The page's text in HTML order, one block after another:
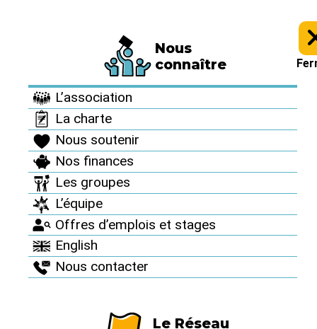
Nous
connaître
L’association
La charte
Nous soutenir
Nos finances
Les groupes
L’équipe
Offres d’emplois et stages
English
Nous contacter
Le Réseau
Le Réseau en action > Campagnes et mobilisations nationales >
Non à l’EPR de Flamanville >
Actualités de campagne >
Non à l’EPR de Flamanville
L’EPR (Réacteur Pressurisé